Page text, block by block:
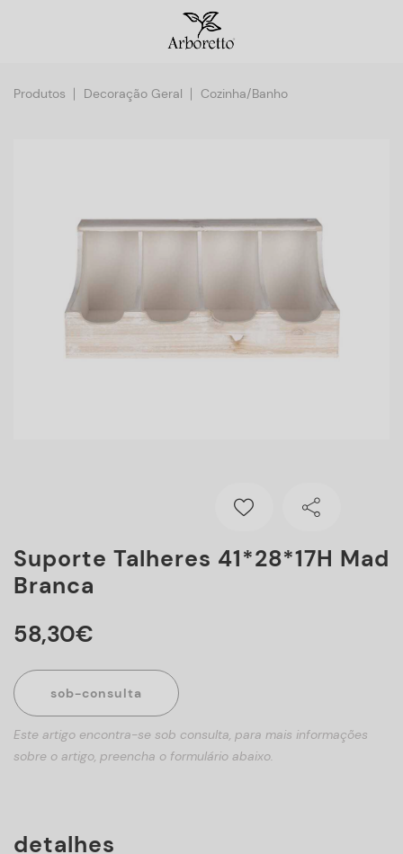
Produtos Decoração Geral Cozinha/Banho
Suporte Talheres 41*28*17H Mad
Branca
58,30€
sob-consulta
Este artigo encontra-se sob consulta, para mais informações
sobre o artigo, preencha o formulário abaixo.
detalhes